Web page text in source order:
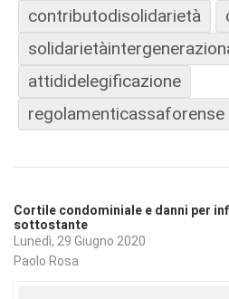
contributodisolidarietà
attididelegificazione
regolamenticassaforense
Cortile condominiale e danni per
sottostante
Lunedì, 29 Giugno 2020
Paolo Rosa